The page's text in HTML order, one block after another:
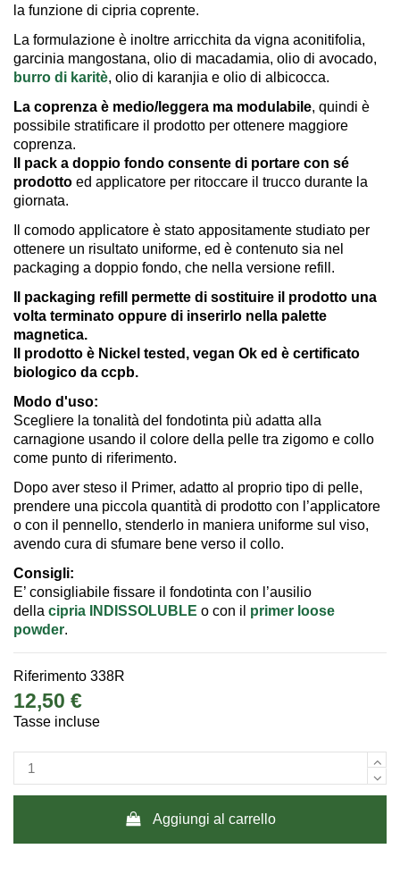
la funzione di cipria coprente.
La formulazione è inoltre arricchita da vigna aconitifolia,
garcinia mangostana, olio di macadamia, olio di avocado,
burro di karitè, olio di karanjia e olio di albicocca.
La coprenza è medio/leggera ma modulabile, quindi è
possibile stratificare il prodotto per ottenere maggiore
coprenza.
Il pack a doppio fondo consente di portare con sé
prodotto ed applicatore per ritoccare il trucco durante la
giornata.
Il comodo applicatore è stato appositamente studiato per
ottenere un risultato uniforme, ed è contenuto sia nel
packaging a doppio fondo, che nella versione refill.
Il packaging refill permette di sostituire il prodotto una
volta terminato oppure di inserirlo nella palette
magnetica.
Il prodotto è Nickel tested, vegan Ok ed è certificato
biologico da ccpb.
Modo d'uso:
Scegliere la tonalità del fondotinta più adatta alla
carnagione usando il colore della pelle tra zigomo e collo
come punto di riferimento.
Dopo aver steso il Primer, adatto al proprio tipo di pelle,
prendere una piccola quantità di prodotto con l’applicatore
o con il pennello, stenderlo in maniera uniforme sul viso,
avendo cura di sfumare bene verso il collo.
Consigli:
E’ consigliabile fissare il fondotinta con l’ausilio
della cipria INDISSOLUBLE o con il primer loose
powder.
Riferimento 338R
12,50 €
Tasse incluse
Aggiungi al carrello